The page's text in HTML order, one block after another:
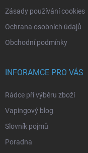
Zásady používání cookies
Ochrana osobních údajů
Obchodní podmínky
INFORAMCE PRO VÁS
Rádce při výběru zboží
Vapingový blog
Slovník pojmů
Poradna